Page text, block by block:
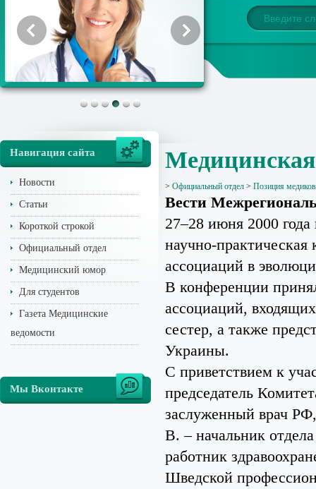
Навигация сайта
Новости
Статьи
Короткой строкой
Официальный отдел
Медицинский юмор
Для студентов
Газета Медицинские
ведомости
Мы Вконтакте
Медицинская
> Официальный отдел > Позиция медиков
Вести
27–28 июня 2000 года
научно-
ассоциаций в
В конференции
ассоциаций,
сестер, а также
Украины.
С приветствием к
председатель
заслуженный врач
В. – начальник
работник
Шведской